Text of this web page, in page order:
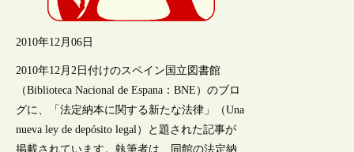
2010年12月06日
2010年12月2日付けのスペイン国立図書館
（Biblioteca Nacional de Espana：BNE）のブロ
グに、「法定納本に関する新たな法律」（Una
nueva ley de depósito legal）と題された記事が
掲載されています。執筆者は、同館の法定納